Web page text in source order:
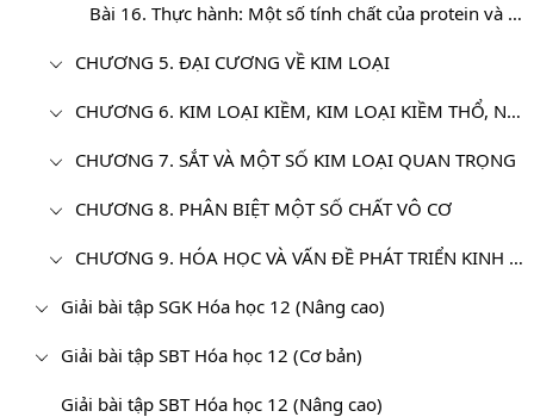
Bài 16. Thực hành: Một số tính chất của protein và vật liệu polime
CHƯƠNG 5. ĐẠI CƯƠNG VỀ KIM LOẠI
CHƯƠNG 6. KIM LOẠI KIỀM, KIM LOẠI KIỀM THỔ, NHÔM (SGK Cơ bản)
CHƯƠNG 7. SẮT VÀ MỘT SỐ KIM LOẠI QUAN TRỌNG
CHƯƠNG 8. PHÂN BIỆT MỘT SỐ CHẤT VÔ CƠ
CHƯƠNG 9. HÓA HỌC VÀ VẤN ĐỀ PHÁT TRIỂN KINH TẾ, XÃ HỘI, MÔI TRƯỜNG
Giải bài tập SGK Hóa học 12 (Nâng cao)
Giải bài tập SBT Hóa học 12 (Cơ bản)
Giải bài tập SBT Hóa học 12 (Nâng cao)